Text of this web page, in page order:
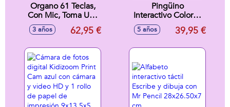
Organo 61 Teclas,
Con Mic, Toma Usb
Y Cable Audio.
3 años 62,95 €
Pingüino
Interactivo Colores
Rosa O Azul.
Adopta Y Cría A Tu
Reacciones.25 Cm -
Modelos surtidos
5 años 39,95 €